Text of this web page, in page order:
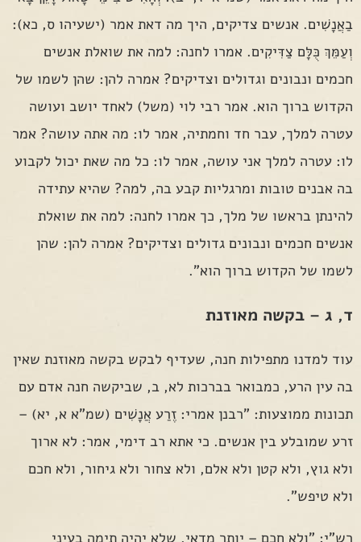
בַאֲנָשִׁים. אנשים צדיקים, היך מה דאת אמר (ישעיהו ס, כא):
וְעַמֵּךְ כֻּלָּם צַדִּיקִים. אמרו לחנה: למה את שואלת אנשים
חכמים ונבונים וגדולים וצדיקים? אמרה להן: שהן לשמו של
הקדוש ברוך הוא. אמר רבי לוי (משל) לאחד יושב ועושה
עטרה למלך, עבר חד וחמתיה, אמר לו: מה אתה עושה? אמר
לו: עטרה למלך אני עושה, אמר לו: כל מה שאת יכול לקבוע
בה אבנים טובות ומרגליות קבע בה, למה? שהיא עתידה
להינתן בראשו של מלך, כך אמרו לחנה: למה את שואלת
אנשים חכמים ונבונים גדולים וצדיקים? אמרה להן: שהן
לשמו של הקדוש ברוך הוא".
ד, ג – בקשה מאוזנת
עוד למדנו מתפילות חנה, שעדיף לבקש בקשה מאוזנת שאין
בה עין הרע, כמבואר בברכות לא, ב, שביקשה חנה אדם עם
תכונות ממוצעות: "רבנן אמרי: זֶרַע אֲנָשִׁים (שמ"א א, יא) –
זרע שמובלע בין אנשים. כי אתא רב דימי, אמר: לא ארוך
ולא גוץ, ולא קטן ולא אלם, ולא צחור ולא גיחור, ולא חכם
ולא טיפש".